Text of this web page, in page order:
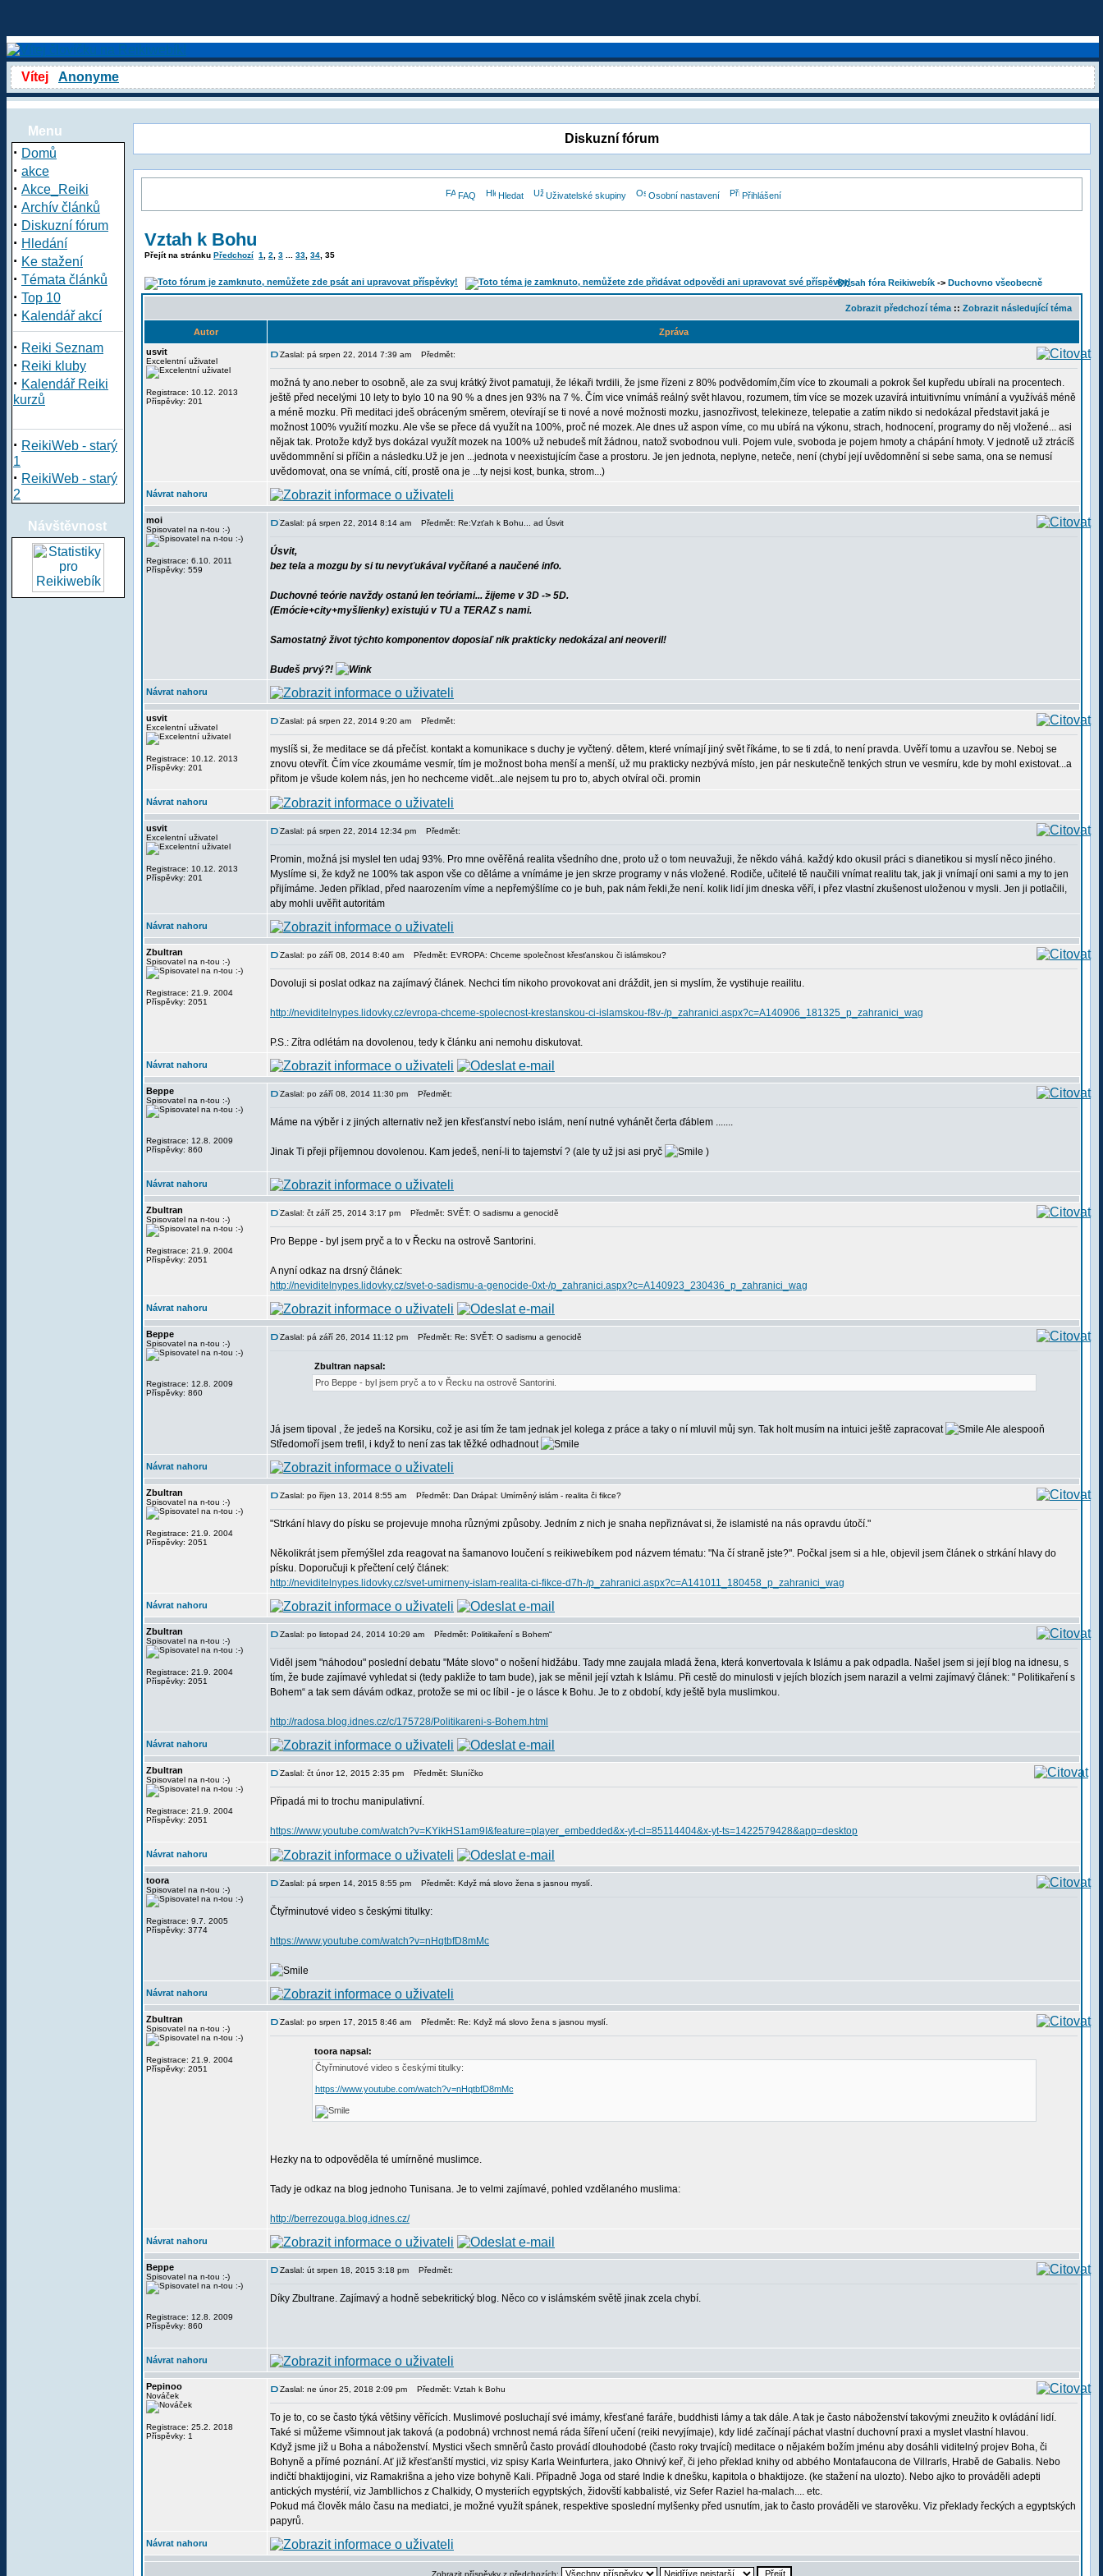
Vítej Anonyme
Menu
· Domů
· akce
· Akce_Reiki
· Archív článků
· Diskuzní fórum
· Hledání
· Ke stažení
· Témata článků
· Top 10
· Kalendář akcí
· Reiki Seznam
· Reiki kluby
· Kalendář Reiki
kurzů
· ReikiWeb - starý
1
· ReikiWeb - starý
2
Návštěvnost
Diskuzní fórum
FAQ Hledat Uživatelské skupiny Osobní nastavení Přihlášení
Vztah k Bohu
Přejít na stránku Předchozí 1 2 3 33 34 35
Obsah fóra Reikiwebík -> Duchovno všeobecně
Zobrazit předchozí téma :: Zobrazit následující téma
Autor
Zpráva
usvit
Excelentní uživatel
Registrace: 10.12. 2013
Příspěvky: 201
Zaslal: pá srpen 22, 2014 7:39 am Předmět:
možná ty ano.neber to osobně, ale za svuj krátký život pamatuji, že lékaři tvrdili, že jsme řízeni z 80% podvědomím,čím více to zkoumali a pokrok šel kupředu ubírali na procentech.
ještě před necelými 10 lety to bylo 10 na 90 % a dnes jen 93% na 7 %. Čím vice vnímáš reálný svět hlavou, rozumem, tím více se mozek uzavírá intuitivnímu vnímání a využíváš méně
a méně mozku. Při meditaci jdeš obráceným směrem, otevírají se ti nové a nové možnosti mozku, jasnozřivost, telekineze, telepatie a zatím nikdo si nedokázal představit jaká je
možnost 100% využití mozku. Ale vše se přece dá využít na 100%, proč né mozek. Ale dnes už aspon víme, co mu ubírá na výkonu, strach, hodnocení, programy do něj vložené... asi
nějak tak. Protože když bys dokázal využít mozek na 100% už nebudeš mít žádnou, natož svobodnou vuli. Pojem vule, svoboda je pojem hmoty a chápání hmoty. V jednotě už ztrácíš
uvědommnění si příčin a následku.Už je jen ...jednota v neexistujícím čase a prostoru. Je jen jednota, neplyne, neteče, není (chybí její uvědomnění si sebe sama, ona se nemusí
uvědomovat, ona se vnímá, cítí, prostě ona je ...ty nejsi kost, bunka, strom...)
Návrat nahoru
moi
Spisovatel na n-tou :-)
Registrace: 6.10. 2011
Příspěvky: 559
Zaslal: pá srpen 22, 2014 8:14 am Předmět: Re:Vzťah k Bohu... ad Úsvit
Úsvit,
bez tela a mozgu by si tu nevyťukával vyčítané a naučené info.
Duchovné teórie navždy ostanú len teóriami... žijeme v 3D -> 5D.
(Emócie+city+myšlienky) existujú v TU a TERAZ s nami.
Samostatný život týchto komponentov doposiaľ nik prakticky nedokázal ani neoveril!
Budeš prvý?!
Návrat nahoru
usvit
Excelentní uživatel
Registrace: 10.12. 2013
Příspěvky: 201
Zaslal: pá srpen 22, 2014 9:20 am Předmět:
myslíš si, že meditace se dá přečíst. kontakt a komunikace s duchy je vyčtený. dětem, které vnímají jiný svět říkáme, to se ti zdá, to není pravda. Uvěří tomu a uzavřou se. Neboj se
znovu otevřít. Čím více zkoumáme vesmír, tím je možnost boha menší a menší, už mu prakticky nezbývá místo, jen pár neskutečně tenkých strun ve vesmíru, kde by mohl existovat...a
přitom je všude kolem nás, jen ho nechceme vidět...ale nejsem tu pro to, abych otvíral oči. promin
Návrat nahoru
usvit
Excelentní uživatel
Registrace: 10.12. 2013
Příspěvky: 201
Zaslal: pá srpen 22, 2014 12:34 pm Předmět:
Promin, možná jsi myslel ten udaj 93%. Pro mne ověřěná realita všedního dne, proto už o tom neuvažuji, že někdo váhá. každý kdo okusil práci s dianetikou si myslí něco jiného.
Myslíme si, že když ne 100% tak aspon vše co děláme a vnímáme je jen skrze programy v nás vložené. Rodiče, učitelé tě naučili vnímat realitu tak, jak ji vnímají oni sami a my to jen
přijímáme. Jeden příklad, před naarozením víme a nepřemýšlíme co je buh, pak nám řekli,že není. kolik lidí jim dneska věří, i přez vlastní zkušenost uloženou v mysli. Jen ji potlačili,
aby mohli uvěřit autoritám
Návrat nahoru
Zbultran
Spisovatel na n-tou :-)
Registrace: 21.9. 2004
Příspěvky: 2051
Zaslal: po září 08, 2014 8:40 am Předmět: EVROPA: Chceme společnost křesťanskou či islámskou?
Dovoluji si poslat odkaz na zajímavý článek. Nechci tím nikoho provokovat ani dráždit, jen si myslím, že vystihuje reailitu.
http://neviditelnypes.lidovky.cz/evropa-chceme-spolecnost-krestanskou-ci-islamskou-f8v-/p_zahranici.aspx?c=A140906_181325_p_zahranici_wag
P.S.: Zítra odlétám na dovolenou, tedy k článku ani nemohu diskutovat.
Návrat nahoru
Beppe
Spisovatel na n-tou :-)
Registrace: 12.8. 2009
Příspěvky: 860
Zaslal: po září 08, 2014 11:30 pm Předmět:
Máme na výběr i z jiných alternativ než jen křesťanství nebo islám, není nutné vyhánět čerta ďáblem .......
Jinak Ti přeji příjemnou dovolenou. Kam jedeš, není-li to tajemství ? (ale ty už jsi asi pryč )
Návrat nahoru
Zbultran
Spisovatel na n-tou :-)
Registrace: 21.9. 2004
Příspěvky: 2051
Zaslal: čt září 25, 2014 3:17 pm Předmět: SVĚT: O sadismu a genocidě
Pro Beppe - byl jsem pryč a to v Řecku na ostrově Santorini.
A nyní odkaz na drsný článek:
http://neviditelnypes.lidovky.cz/svet-o-sadismu-a-genocide-0xt-/p_zahranici.aspx?c=A140923_230436_p_zahranici_wag
Návrat nahoru
Beppe
Spisovatel na n-tou :-)
Registrace: 12.8. 2009
Příspěvky: 860
Zaslal: pá září 26, 2014 11:12 pm Předmět: Re: SVĚT: O sadismu a genocidě
Zbultran napsal:
Pro Beppe - byl jsem pryč a to v Řecku na ostrově Santorini.
Já jsem tipoval , že jedeš na Korsiku, což je asi tím že tam jednak jel kolega z práce a taky o ní mluvil můj syn. Tak holt musím na intuici ještě zapracovat
Ale alespooň
Středomoří jsem trefil, i když to není zas tak těžké odhadnout
Návrat nahoru
Zbultran
Spisovatel na n-tou :-)
Registrace: 21.9. 2004
Příspěvky: 2051
Zaslal: po říjen 13, 2014 8:55 am Předmět: Dan Drápal: Umírněný islám - realita či fikce?
"Strkání hlavy do písku se projevuje mnoha různými způsoby. Jedním z nich je snaha nepřiznávat si, že islamisté na nás opravdu útočí."
Několikrát jsem přemýšlel zda reagovat na šamanovo loučení s reikiwebíkem pod názvem tématu: "Na čí straně jste?". Počkal jsem si a hle, objevil jsem článek o strkání hlavy do
písku. Doporučuji k přečtení celý článek:
http://neviditelnypes.lidovky.cz/svet-umirneny-islam-realita-ci-fikce-d7h-/p_zahranici.aspx?c=A141011_180458_p_zahranici_wag
Návrat nahoru
Zbultran
Spisovatel na n-tou :-)
Registrace: 21.9. 2004
Příspěvky: 2051
Zaslal: po listopad 24, 2014 10:29 am Předmět: Politikaření s Bohem“
Viděl jsem "náhodou" poslední debatu "Máte slovo" o nošení hidžábu. Tady mne zaujala mladá žena, která konvertovala k Islámu a pak odpadla. Našel jsem si její blog na idnesu, s
tím, že bude zajímavé vyhledat si (tedy pakliže to tam bude), jak se měnil její vztah k Islámu. Při cestě do minulosti v jejích blozích jsem narazil a velmi zajímavý článek: " Politikaření s
Bohem“ a tak sem dávám odkaz, protože se mi oc líbil - je o lásce k Bohu. Je to z období, kdy ještě byla muslimkou.
http://radosa.blog.idnes.cz/c/175728/Politikareni-s-Bohem.html
Návrat nahoru
Zbultran
Spisovatel na n-tou :-)
Registrace: 21.9. 2004
Příspěvky: 2051
Zaslal: čt únor 12, 2015 2:35 pm Předmět: Sluníčko
Připadá mi to trochu manipulativní.
https://www.youtube.com/watch?v=KYikHS1am9I&feature=player_embedded&x-yt-cl=85114404&x-yt-ts=1422579428&app=desktop
Návrat nahoru
toora
Spisovatel na n-tou :-)
Registrace: 9.7. 2005
Příspěvky: 3774
Zaslal: pá srpen 14, 2015 8:55 pm Předmět: Když má slovo žena s jasnou myslí.
Čtyřminutové video s českými titulky:
https://www.youtube.com/watch?v=nHqtbfD8mMc
Návrat nahoru
Zbultran
Spisovatel na n-tou :-)
Registrace: 21.9. 2004
Příspěvky: 2051
Zaslal: po srpen 17, 2015 8:46 am Předmět: Re: Když má slovo žena s jasnou myslí.
toora napsal:
Čtyřminutové video s českými titulky:
https://www.youtube.com/watch?v=nHqtbfD8mMc
Hezky na to odpověděla té umírněné muslimce.
Tady je odkaz na blog jednoho Tunisana. Je to velmi zajímavé, pohled vzdělaného muslima:
http://berrezouga.blog.idnes.cz/
Návrat nahoru
Beppe
Spisovatel na n-tou :-)
Registrace: 12.8. 2009
Příspěvky: 860
Zaslal: út srpen 18, 2015 3:18 pm Předmět:
Díky Zbultrane. Zajímavý a hodně sebekritický blog. Něco co v islámském světě jinak zcela chybí.
Návrat nahoru
Pepinoo
Nováček
Registrace: 25.2. 2018
Příspěvky: 1
Zaslal: ne únor 25, 2018 2:09 pm Předmět: Vztah k Bohu
To je to, co se často týká většiny věřících. Muslimové posluchají své imámy, křesťané faráře, buddhisti lámy a tak dále. A tak je často náboženství takovými zneužito k ovládání lidí.
Také si můžeme všimnout jak taková (a podobná) vrchnost nemá ráda šíření učení (reiki nevyjímaje), kdy lidé začínají páchat vlastní duchovní praxi a myslet vlastní hlavou.
Když jsme již u Boha a náboženství. Mystici všech smněrů často provádí dlouhodobé (často roky trvající) meditace o nějakém božím jménu aby dosáhli viditelný projev Boha, či
Bohyně a přímé poznání. Ať již křesťanští mystici, viz spisy Karla Weinfurtera, jako Ohnivý keř, či jeho překlad knihy od abbého Montafaucona de Villrarls, Hrabě de Gabalis. Nebo
indičtí bhaktijogini, viz Ramakrišna a jeho vize bohyně Kali. Případně Joga od staré Indie k dnešku, kapitola o bhaktijoze. (ke stažení na ulozto). Nebo ajko to prováděli adepti
antických mystérií, viz Jambllichos z Chalkidy, O mysteriích egyptských, židovští kabbalisté, viz Sefer Raziel ha-malach.... etc.
Pokud má člověk málo času na mediatci, je možné využít spánek, respektive sposlední mylšenky před usnutím, jak to často prováděli ve starověku. Viz překlady řeckých a egyptských
papyrů.
Návrat nahoru
Zobrazit příspěvky z předchozích: